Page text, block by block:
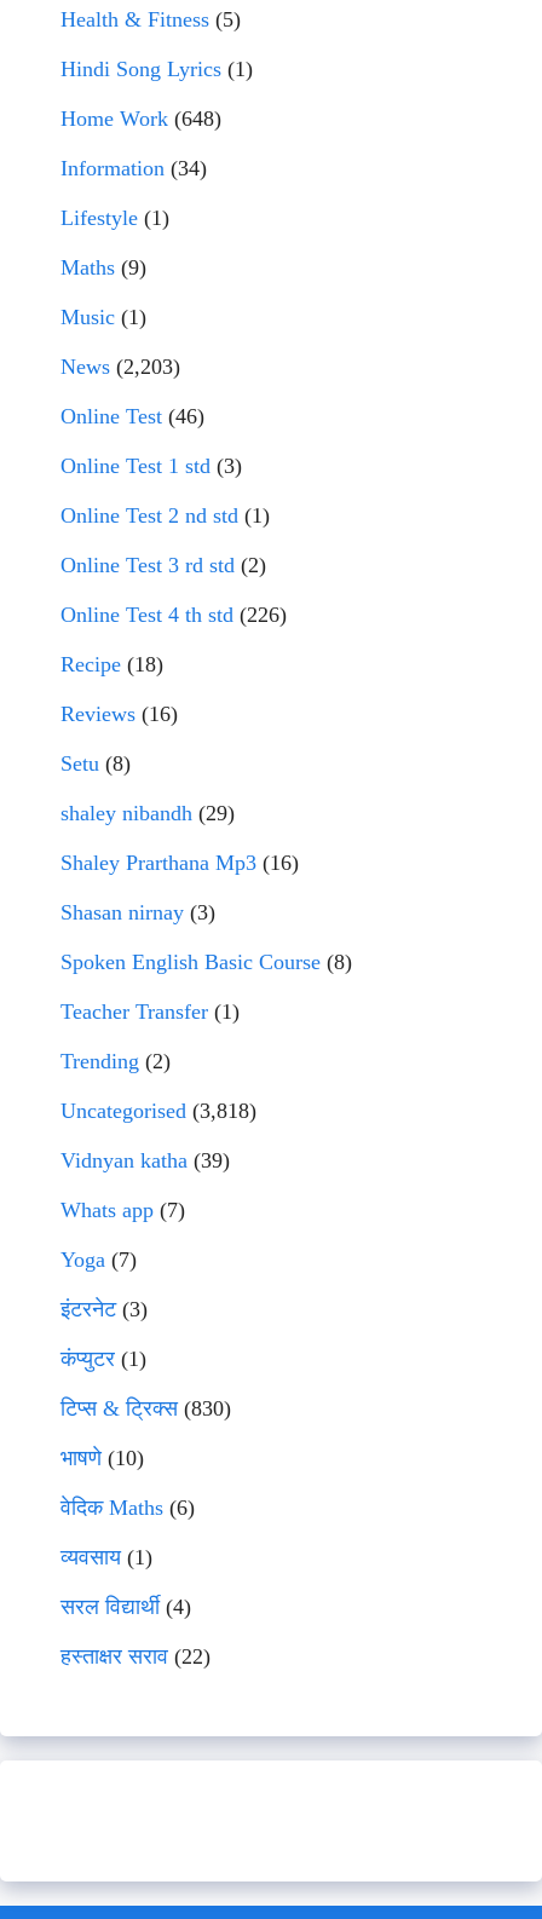
Health & Fitness (5)
Hindi Song Lyrics (1)
Home Work (648)
Information (34)
Lifestyle (1)
Maths (9)
Music (1)
News (2,203)
Online Test (46)
Online Test 1 std (3)
Online Test 2 nd std (1)
Online Test 3 rd std (2)
Online Test 4 th std (226)
Recipe (18)
Reviews (16)
Setu (8)
shaley nibandh (29)
Shaley Prarthana Mp3 (16)
Shasan nirnay (3)
Spoken English Basic Course (8)
Teacher Transfer (1)
Trending (2)
Uncategorised (3,818)
Vidnyan katha (39)
Whats app (7)
Yoga (7)
इंटरनेट(3)
कंप्युटर (1)
टिप्स & ट्रिक्स(830)
भाषणे(10)
वेदिक Maths (6)
व्यवसाय(1)
सरल विद्यार्थी(4)
हस्ताक्षर सराव (22)